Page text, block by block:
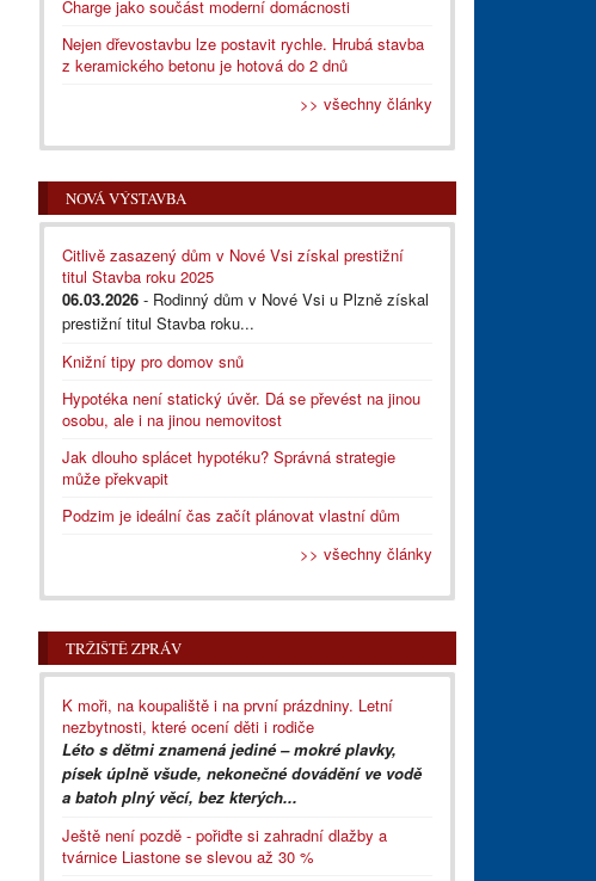
Charge jako součást moderní domácnosti
Nejen dřevostavbu lze postavit rychle. Hrubá stavba
z keramického betonu je hotová do 2 dnů
>> všechny články
NOVÁ VÝSTAVBA
Citlivě zasazený dům v Nové Vsi získal prestižní
titul Stavba roku 2025
06.03.2026 - Rodinný dům v Nové Vsi u Plzně získal
prestižní titul Stavba roku...
Knižní tipy pro domov snů
Hypotéka není statický úvěr. Dá se převést na jinou
osobu, ale i na jinou nemovitost
Jak dlouho splácet hypotéku? Správná strategie
může překvapit
Podzim je ideální čas začít plánovat vlastní dům
>> všechny články
TRŽIŠTĚ ZPRÁV
K moři, na koupaliště i na první prázdniny. Letní
nezbytnosti, které ocení děti i rodiče
Léto s dětmi znamená jediné – mokré plavky,
písek úplně všude, nekonečné dovádění ve vodě
a batoh plný věcí, bez kterých...
Ještě není pozdě - pořiďte si zahradní dlažby a
tvárnice Liastone se slevou až 30 %